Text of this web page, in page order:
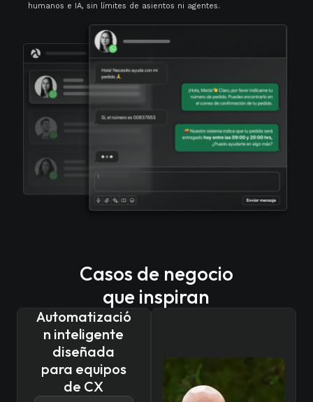
humanos e IA, sin límites de asientos ni agentes.
Casos de negocio
que inspiran
Automatizació
n inteligente
diseñada
para equipos
de CX